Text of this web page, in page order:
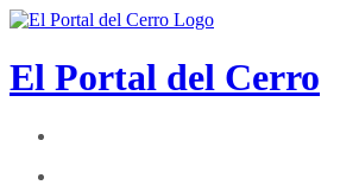
El Portal del Cerro